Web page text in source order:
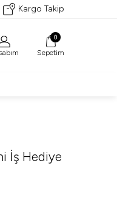
Kargo Takip
0
Sepetim
İş Hediye